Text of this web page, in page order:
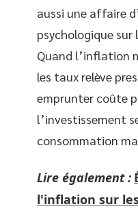
aussi une affaire
psychologique sur
Quand l’inflation
les taux relève
emprunter coûte
l’investissement
consommation
Lire également :
l'inflation sur